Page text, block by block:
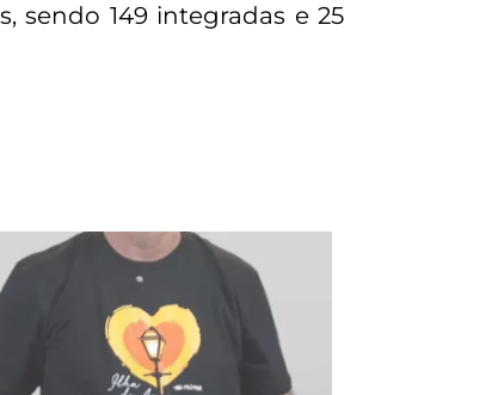
sendo 149 integradas e 25